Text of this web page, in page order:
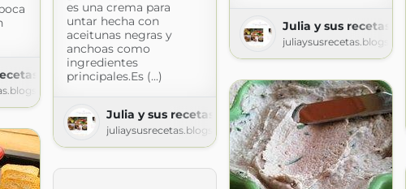
Julia y sus recetas
es una crema para
untar hecha con
aceitunas negras y
anchoas como
ingredientes
principales.Es (...)
Julia y sus recetas
juliaysusrecetas.blogspot.com